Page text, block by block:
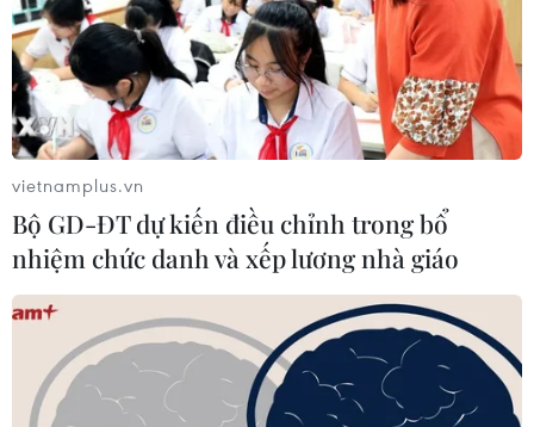
(TTXVN/Vietnam+)
vietnamplus.vn
Bộ GD-ĐT dự kiến điều chỉnh trong bổ
nhiệm chức danh và xếp lương nhà giáo